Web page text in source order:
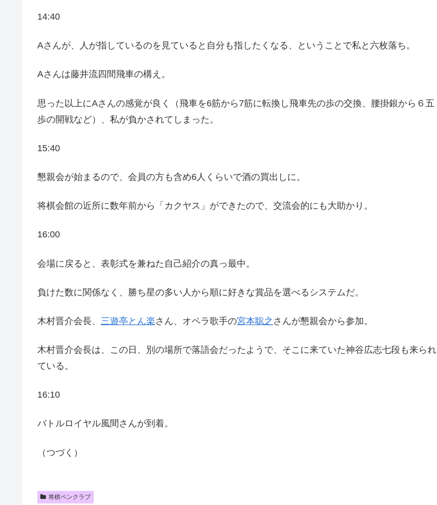
14:40
Aさんが、人が指しているのを見ていると自分も指したくなる、ということで私と六枚落ち。
Aさんは藤井流四間飛車の構え。
思った以上にAさんの感覚が良く（飛車を6筋から7筋に転換し飛車先の歩の交換、腰掛銀から６五
歩の開戦など）、私が負かされてしまった。
15:40
懇親会が始まるので、会員の方も含め6人くらいで酒の買出しに。
将棋会館の近所に数年前から「カクヤス」ができたので、交流会的にも大助かり。
16:00
会場に戻ると、表彰式を兼ねた自己紹介の真っ最中。
負けた数に関係なく、勝ち星の多い人から順に好きな賞品を選べるシステムだ。
木村晋介会長、 三遊亭とん楽さん、オペラ歌手の宮本聡之 さんが懇親会から参加。
木村晋介会長は、この日、別の場所で落語会だったようで、そこに来ていた神谷広志七段も来られ
ている。
16:10
バトルロイヤル風間さんが到着。
（つづく）
将棋ペンクラブ